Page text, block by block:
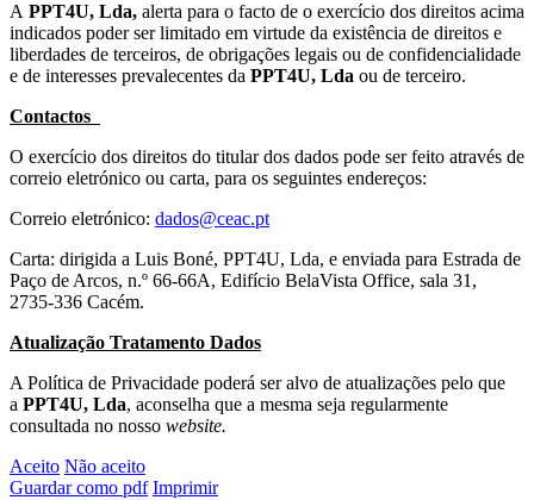
A PPT4U, Lda, alerta para o facto de o exercício dos direitos acima
indicados poder ser limitado em virtude da existência de direitos e
liberdades de terceiros, de obrigações legais ou de confidencialidade
e de interesses prevalecentes da PPT4U, Lda ou de terceiro.
Contactos
O exercício dos direitos do titular dos dados pode ser feito através de
correio eletrónico ou carta, para os seguintes endereços:
Correio eletrónico: dados@ceac.pt
Carta: dirigida a Luis Boné, PPT4U, Lda, e enviada para Estrada de
Paço de Arcos, n.º 66-66A, Edifício BelaVista Office, sala 31,
2735-336 Cacém.
Atualização Tratamento Dados
A Política de Privacidade poderá ser alvo de atualizações pelo que
a PPT4U, Lda, aconselha que a mesma seja regularmente
consultada no nosso website.
Aceito Não aceito
Guardar como pdf Imprimir